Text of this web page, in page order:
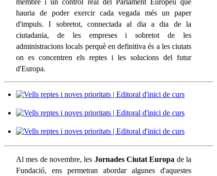
membre i un control real del Parlament Europeu que
hauria de poder exercir cada vegada més un paper
d'impuls. I sobretot, connectada al dia a dia de la
ciutadania, de les empreses i sobretot de les
administracions locals perquè en definitiva és a les ciutats
on es concentren els reptes i les solucions del futur
d'Europa.
Al mes de novembre, les Jornades Ciutat Europa de la
Fundació, ens permetran abordar algunes d'aquestes